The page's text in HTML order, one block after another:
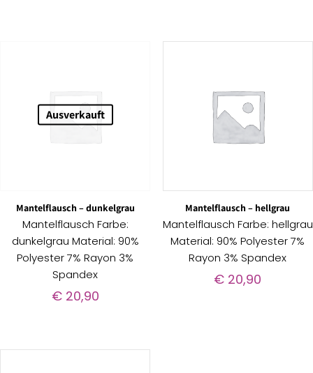
Ausverkauft
Mantelflausch – dunkelgrau
Mantelflausch Farbe:
dunkelgrau Material: 90%
Polyester 7% Rayon 3%
Spandex
€20,90
Mantelflausch – hellgrau
Mantelflausch Farbe: hellgrau
Material: 90% Polyester 7%
Rayon 3% Spandex
€ 20,90